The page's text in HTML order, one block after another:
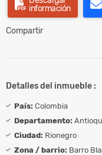
información
Compartir
Detalles del inmueble :
País: Colombia
Departamento:
Ciudad: Rionegro
Zona / barrio: Barro